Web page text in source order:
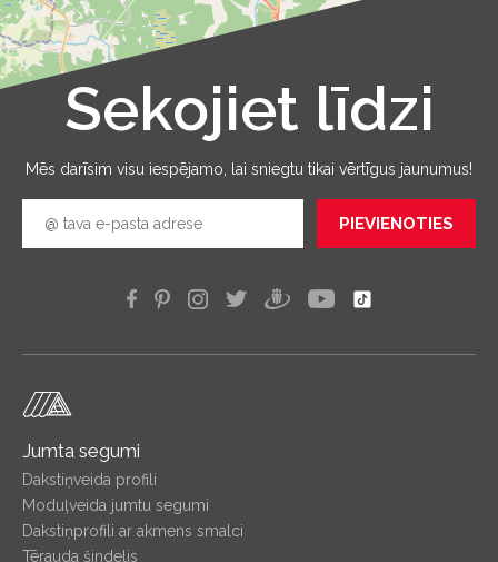
Sekojiet līdzi
Mēs darīsim visu iespējamo, lai sniegtu tikai vērtīgus jaunumus!
PIEVIENOTIES
Jumta segumi
Dakstiņveida profili
Moduļveida jumtu segumi
Dakstiņprofili ar akmens smalci
Tērauda šindelis